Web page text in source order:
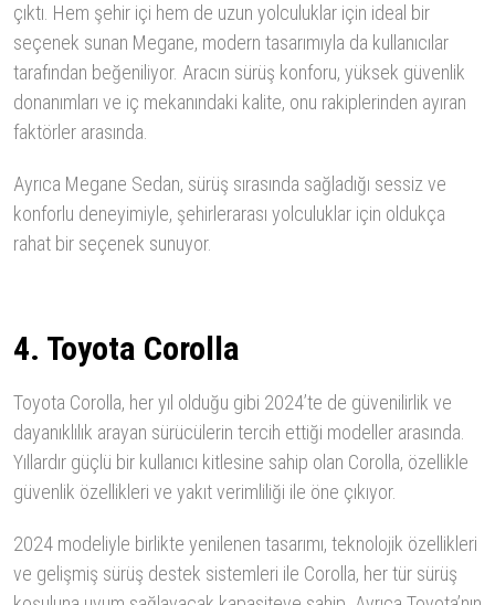
çıktı. Hem şehir içi hem de uzun yolculuklar için ideal bir
seçenek sunan Megane, modern tasarımıyla da kullanıcılar
tarafından beğeniliyor. Aracın sürüş konforu, yüksek güvenlik
donanımları ve iç mekanındaki kalite, onu rakiplerinden ayıran
faktörler arasında.
Ayrıca Megane Sedan, sürüş sırasında sağladığı sessiz ve
konforlu deneyimiyle, şehirlerarası yolculuklar için oldukça
rahat bir seçenek sunuyor.
4. Toyota Corolla
Toyota Corolla, her yıl olduğu gibi 2024’te de güvenilirlik ve
dayanıklılık arayan sürücülerin tercih ettiği modeller arasında.
Yıllardır güçlü bir kullanıcı kitlesine sahip olan Corolla, özellikle
güvenlik özellikleri ve yakıt verimliliği ile öne çıkıyor.
2024 modeliyle birlikte yenilenen tasarımı, teknolojik özellikleri
ve gelişmiş sürüş destek sistemleri ile Corolla, her tür sürüş